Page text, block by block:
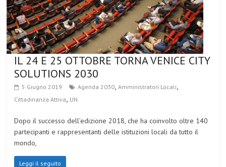
IL 24 E 25 OTTOBRE TORNA VENICE CITY
SOLUTIONS 2030
5 Giugno 2019 Agenda 2030,Amministratori Locali,
Cittadinanza Attiva, UN
Dopo il successo dell’edizione 2018, che ha coinvolto oltre 140
partecipanti e rappresentanti delle istituzioni locali da tutto il
mondo,
Leggi il seguito